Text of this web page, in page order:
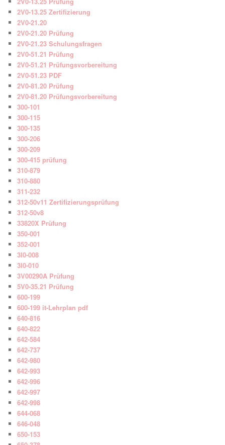
2V0-13.25 Zertifizierung
2V0-21.20
2V0-21.20 Prüfung
2V0-21.23 Schulungsfragen
2V0-51.21 Prüfung
2V0-51.21 Prüfungsvorbereitung
2V0-51.23 PDF
2V0-81.20 Prüfung
2V0-81.20 Prüfungsvorbereitung
300-101
300-115
300-135
300-206
300-209
300-415 prüfung
310-879
310-880
311-232
312-50v11 Zertifizierungsprüfung
312-50v8
33820X Prüfung
350-001
352-001
3I0-008
3I0-010
3V00290A Prüfung
5V0-35.21 Prüfung
600-199
600-199 it-Lehrplan pdf
640-816
640-822
642-584
642-737
642-980
642-993
642-996
642-997
642-998
644-068
646-048
650-153